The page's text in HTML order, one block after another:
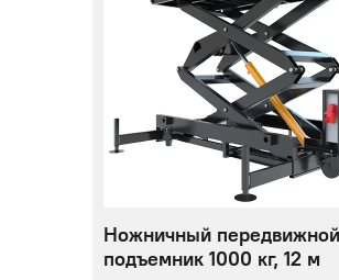
Ножничный передвижной
подъемник 1000 кг, 12 м